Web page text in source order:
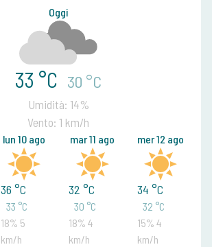
Oggi
33 °C 30 °C
Umidità: 14%
Vento: 1 km/h
lun 10 ago
36 °C
33 °C
18% 5
km/h
mar 11 ago
32 °C
30 °C
18% 4
km/h
mer 12 ago
34 °C
32 °C
15% 4
km/h